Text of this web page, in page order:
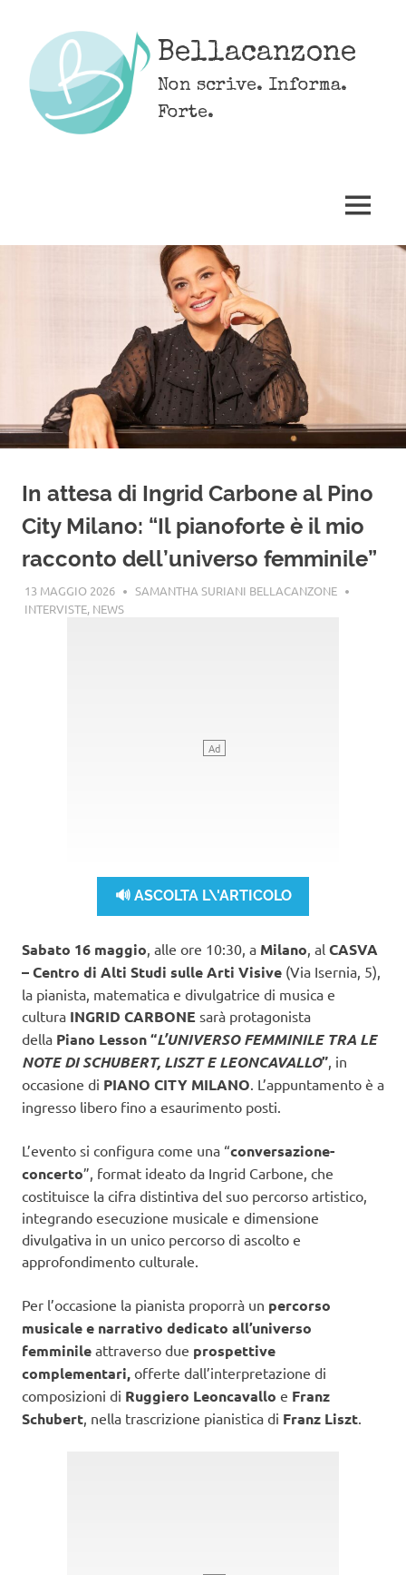
content
Bellacanzone
Non scrive. Informa.
Forte.
MENU
In attesa di Ingrid Carbone al Pino
City Milano: “Il pianoforte è il mio
racconto dell’universo femminile”
13 MAGGIO 2026
SAMANTHA SURIANI BELLACANZONE
INTERVISTE, NEWS
🔊 ASCOLTA L\'ARTICOLO
Sabato 16 maggio , alle ore 10:30, a Milano , al CASVA
– Centro di Alti Studi sulle Arti Visive (Via Isernia, 5),
la pianista, matematica e divulgatrice di musica e
cultura INGRID CARBONE sarà protagonista
della Piano Lesson “L’UNIVERSO FEMMINILE TRA LE
NOTE DI SCHUBERT, LISZT E LEONCAVALLO” , in
occasione di PIANO CITY MILANO . L’appuntamento è a
ingresso libero fino a esaurimento posti.
L’evento si configura come una “conversazione-
concerto”, format ideato da Ingrid Carbone, che
costituisce la cifra distintiva del suo percorso artistico,
integrando esecuzione musicale e dimensione
divulgativa in un unico percorso di ascolto e
approfondimento culturale.
Per l’occasione la pianista proporrà un percorso
musicale e narrativo dedicato all’universo
femminile attraverso due prospettive
complementari, offerte dall’interpretazione di
composizioni di Ruggiero Leoncavallo e Franz
Schubert , nella trascrizione pianistica di Franz Liszt